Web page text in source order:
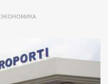
ЭКОНОМИКА